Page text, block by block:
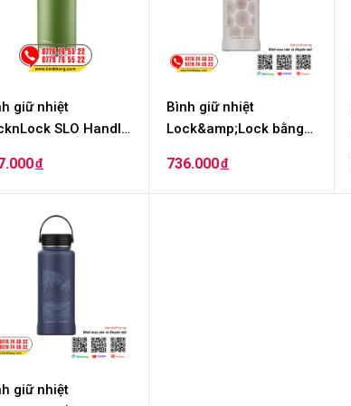
giữ nhiệt
SLO Handle
(Cái)
đ
Bình giữ nhiệt
Lock&amp;Lock bằng
Tumbler Vietnam
Edition 897ml - Màu be
736.000đ
giữ nhiệt